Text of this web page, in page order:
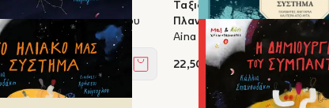
Χρήστος Κούρτογλου
Στο καλάθι
Ταξιδεύοντας στο ηλιακό
Πλανήτες, φεγγάρια και
Aina Bestard
22,50 €